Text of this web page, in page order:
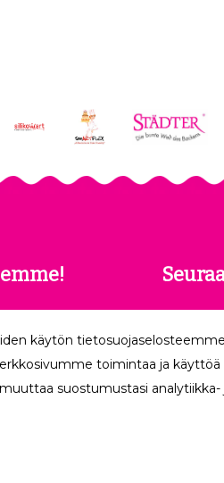
sähköpostiisi.
Tilaa
käytön
toimintaa ja käyttöä
suostumustasi